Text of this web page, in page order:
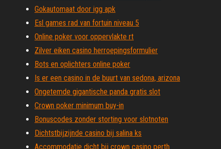
Gokautomaat door igg apk
Esl games rad van fortuin niveau 5
Online poker voor oppervlakte rt
Zilver eiken casino herroepingsformulier
Bots en oplichters online poker
Is er een casino in de buurt van sedona, arizona
Ongetemde gigantische panda gratis slot
Crown poker minimum buy-in
Bonuscodes zonder storting voor slotnoten
Dichtstbijzijnde casino bij salina ks
Accommodatie dicht bij crown casino perth